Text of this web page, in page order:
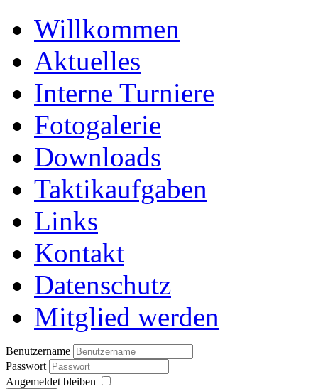
Willkommen
Aktuelles
Interne Turniere
Fotogalerie
Downloads
Taktikaufgaben
Links
Kontakt
Datenschutz
Mitglied werden
Benutzername
Passwort
Angemeldet bleiben